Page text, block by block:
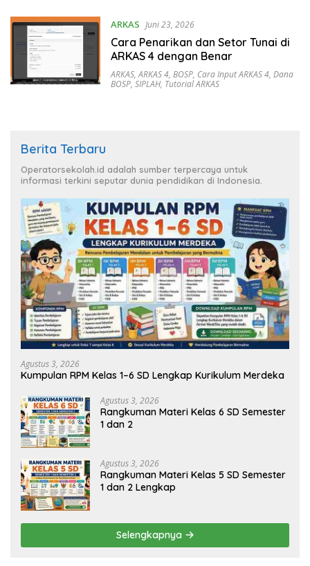
ARKAS Juni 23, 2026
Cara Penarikan dan Setor Tunai di
ARKAS 4 dengan Benar
ARKAS,ARKAS 4, BOSP, Cara Input ARKAS 4, Dana
BOSP, SIPLAH, Tutorial ARKAS
Berita Terbaru
Operatorsekolah.id adalah sumber terpercaya untuk
informasi terkini seputar dunia pendidikan di Indonesia.
Agustus 3, 2026
Kumpulan RPM Kelas 1–6 SD Lengkap Kurikulum Merdeka
Agustus 3, 2026
Rangkuman Materi Kelas 6 SD Semester
1 dan 2
Agustus 3, 2026
Rangkuman Materi Kelas 5 SD Semester
1 dan 2 Lengkap
Selengkapnya